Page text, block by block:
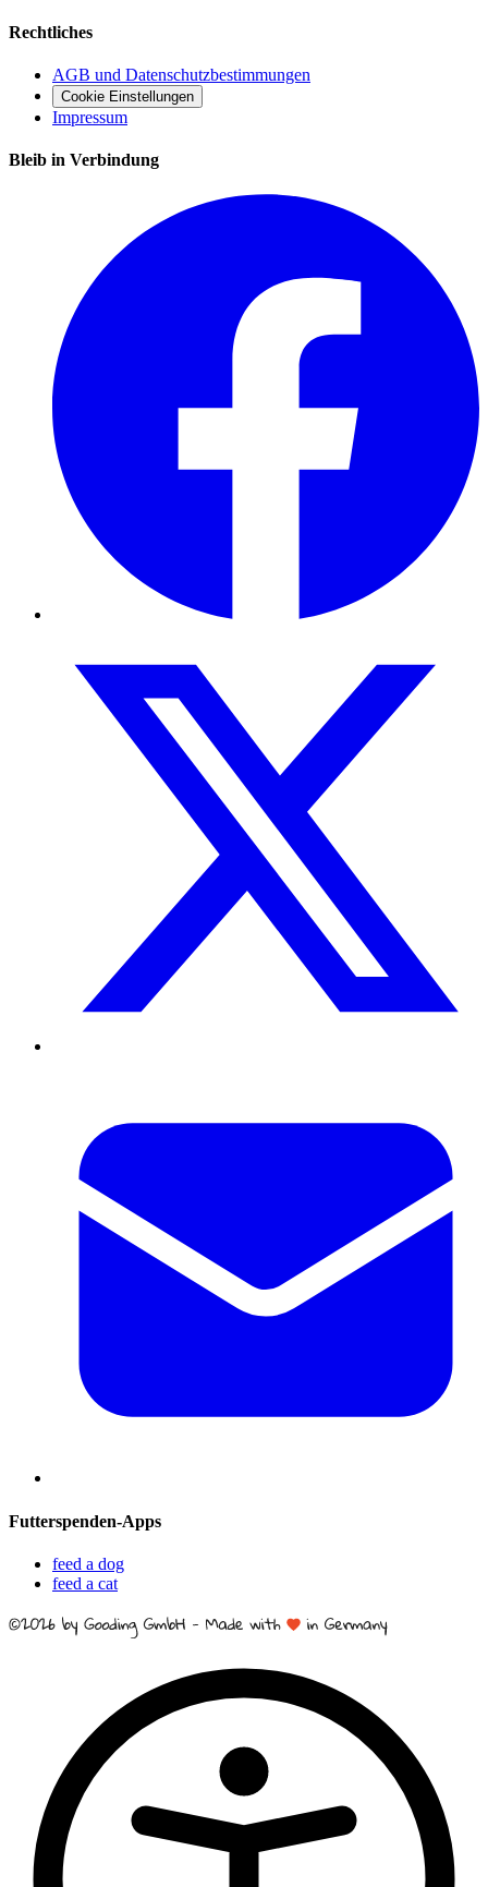
Rechtliches
AGB und Datenschutzbestimmungen
Cookie Einstellungen
Impressum
Bleib in Verbindung
Futterspenden-Apps
feed a dog
feed a cat